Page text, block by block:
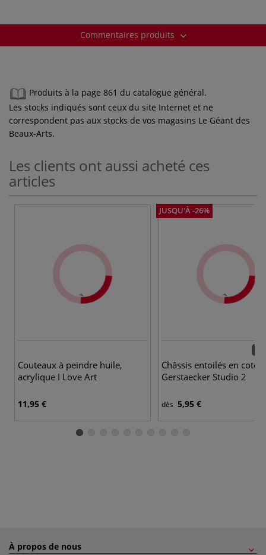
Commentaires produits
Produits à la page 861 du catalogue général.
Les stocks indiqués sont ceux du site Internet et ne
correspondent pas aux stocks de vos magasins Le Géant des
Beaux-Arts.
Les clients ont aussi acheté ces
articles
Couteaux à peindre huile,
acrylique I Love Art
11,95 €
JUSQU'À -26%
Châssis entoilés en coton
Gerstaecker Studio 2
dès 5,95 €
À propos de nous